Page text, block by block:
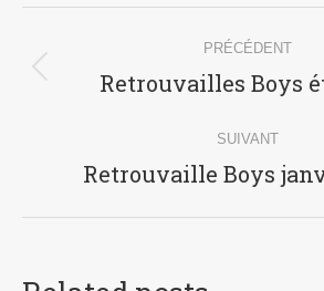
Navigation
article
PRÉCÉDENT
Article
:
Retrouvailles Boys
SUIVANT
Article
Retrouvaille Boys